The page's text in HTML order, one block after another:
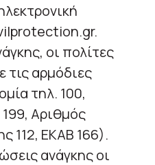
οι πολίτες
τις αρμόδιες
τηλ. 100,
Αριθμός
112, ΕΚΑΒ 166).
ανάγκης οι